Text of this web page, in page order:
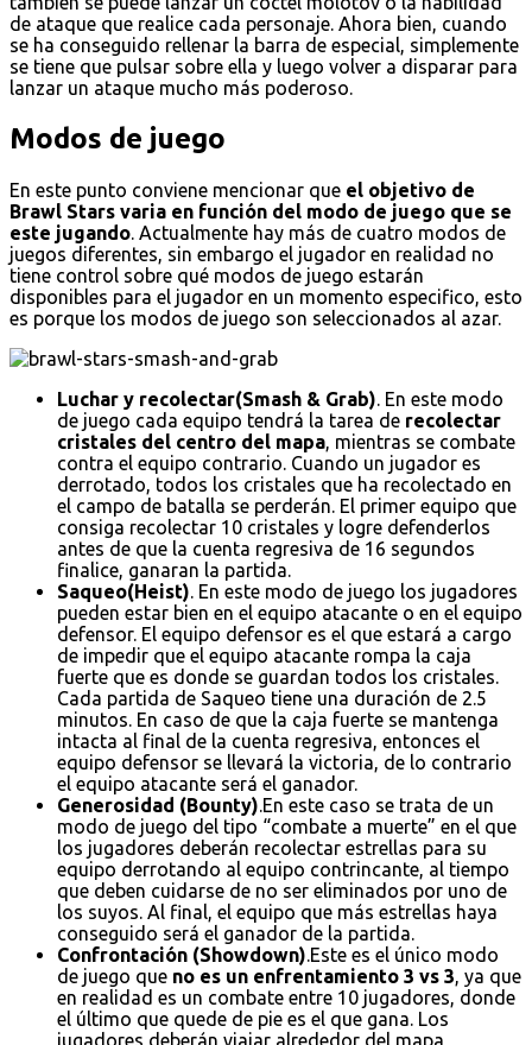
de ataque que realice cada personaje. Ahora bien, cuando
se ha conseguido rellenar la barra de especial, simplemente
se tiene que pulsar sobre ella y luego volver a disparar para
lanzar un ataque mucho más poderoso.
Modos de juego
En este punto conviene mencionar que el objetivo de
Brawl Stars varia en función del modo de juego que se
este jugando. Actualmente hay más de cuatro modos de
juegos diferentes, sin embargo el jugador en realidad no
tiene control sobre qué modos de juego estarán
disponibles para el jugador en un momento especifico, esto
es porque los modos de juego son seleccionados al azar.
Luchar y recolectar(Smash & Grab). En este modo
de juego cada equipo tendrá la tarea de recolectar
cristales del centro del mapa, mientras se combate
contra el equipo contrario. Cuando un jugador es
derrotado, todos los cristales que ha recolectado en
el campo de batalla se perderán. El primer equipo que
consiga recolectar 10 cristales y logre defenderlos
antes de que la cuenta regresiva de 16 segundos
finalice, ganaran la partida.
Saqueo(Heist). En este modo de juego los jugadores
pueden estar bien en el equipo atacante o en el equipo
defensor. El equipo defensor es el que estará a cargo
de impedir que el equipo atacante rompa la caja
fuerte que es donde se guardan todos los cristales.
Cada partida de Saqueo tiene una duración de 2.5
minutos. En caso de que la caja fuerte se mantenga
intacta al final de la cuenta regresiva, entonces el
equipo defensor se llevará la victoria, de lo contrario
el equipo atacante será el ganador.
Generosidad (Bounty).En este caso se trata de un
modo de juego del tipo “combate a muerte” en el que
los jugadores deberán recolectar estrellas para su
equipo derrotando al equipo contrincante, al tiempo
que deben cuidarse de no ser eliminados por uno de
los suyos. Al final, el equipo que más estrellas haya
conseguido será el ganador de la partida.
Confrontación (Showdown).Este es el único modo
de juego que no es un enfrentamiento 3 vs 3, ya que
en realidad es un combate entre 10 jugadores, donde
el último que quede de pie es el que gana. Los
jugadores deberán viajar alrededor del mapa